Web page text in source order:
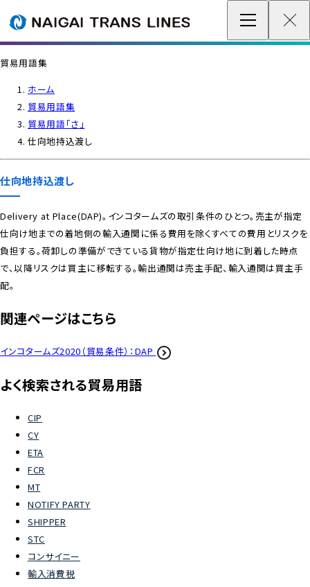
IR情報
サステナビリティ
企業情報 / グローバルネットワーク
各種情報
最新情報
お問い合わせ / お見積り
貿易用語集
ホーム
貿易用語集
貿易用語「さ」
仕向地持込渡し
仕向地持込渡し
Delivery at Place(DAP)。インコタームズの取引条件のひとつ。売主が指定
仕向け地までの着地側の輸入通関に係る費用を除くすべての費用とリスクを
負担する。荷卸しの準備ができている貨物が指定仕向け地に到着した時点
で、以降リスクは買主に移転する。輸出通関は売主手配、輸入通関は買主手
配。
関連ページはこちら
インコタームズ2020（貿易条件）：DAP
よく検索される貿易用語
CIP
CY
ETA
FCR
MT
NOTIFY PARTY
SHIPPER
STC
コンサイニー
輸入消費税